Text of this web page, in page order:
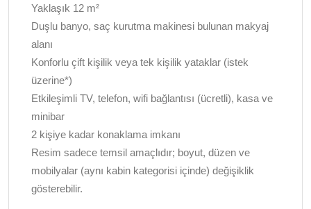
Yaklaşık 12 m²
Duşlu banyo, saç kurutma makinesi bulunan makyaj
alanı
Konforlu çift kişilik veya tek kişilik yataklar (istek
üzerine*)
Etkileşimli TV, telefon, wifi bağlantısı (ücretli), kasa ve
minibar
2 kişiye kadar konaklama imkanı
Resim sadece temsil amaçlıdır; boyut, düzen ve
mobilyalar (aynı kabin kategorisi içinde) değişiklik
gösterebilir.